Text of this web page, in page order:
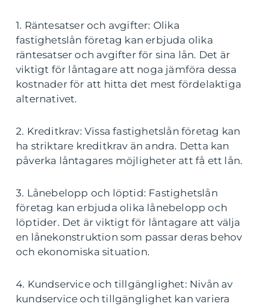
1. Räntesatser och avgifter: Olika
fastighetslån företag kan erbjuda olika
räntesatser och avgifter för sina lån. Det är
viktigt för låntagare att noga jämföra dessa
kostnader för att hitta det mest fördelaktiga
alternativet.
2. Kreditkrav: Vissa fastighetslån företag kan
ha striktare kreditkrav än andra. Detta kan
påverka låntagares möjligheter att få ett lån.
3. Lånebelopp och löptid: Fastighetslån
företag kan erbjuda olika lånebelopp och
löptider. Det är viktigt för låntagare att välja
en lånekonstruktion som passar deras behov
och ekonomiska situation.
4. Kundservice och tillgänglighet: Nivån av
kundservice och tillgänglighet kan variera